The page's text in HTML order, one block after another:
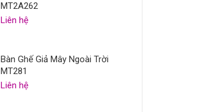
MT2A262
Liên hệ
Bàn Ghế Giả Mây Ngoài Trời
MT281
Liên hệ